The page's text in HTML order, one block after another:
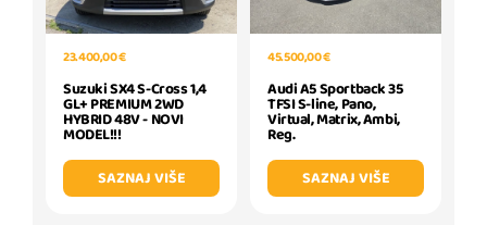
23.400,00 €
Suzuki SX4 S-Cross 1,4
GL+ PREMIUM 2WD
HYBRID 48V - NOVI
MODEL!!!
SAZNAJ VIŠE
45.500,00 €
Audi A5 Sportback 35
TFSI S-line, Pano,
Virtual, Matrix, Ambi,
Reg.
SAZNAJ VIŠE